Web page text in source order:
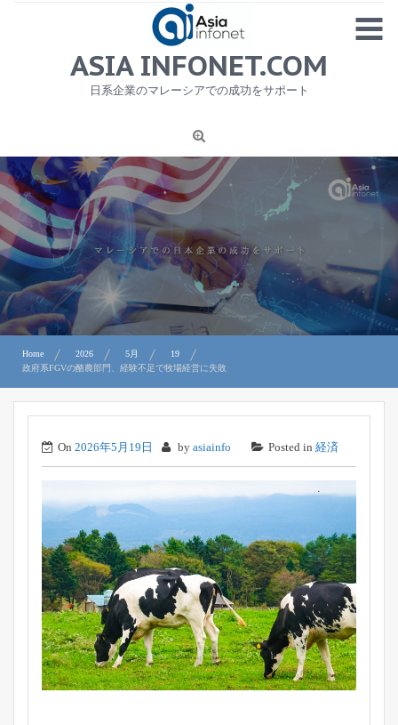
MENU
1
ニュース
労務サービス
プライバシーポリシー及び著作権について
お問合せ
ASIA INFONET.COM
日系企業のマレーシアでの成功をサポート
Home 2026 5月
19
政府系FGVの酪農部門、経験不足で牧場経営に失敗
On 2026年5月19日 by asiainfo Posted in 経済